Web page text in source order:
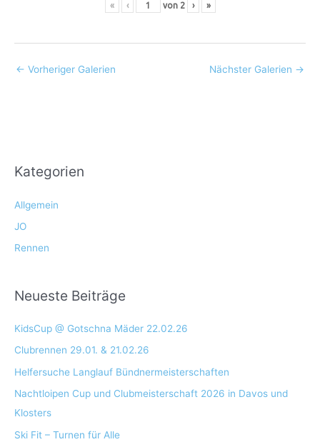
« ‹ von 2 › »
← Vorheriger Galerien Nächster Galerien →
Kategorien
Allgemein
JO
Rennen
Neueste Beiträge
KidsCup @ Gotschna Mäder 22.02.26
Clubrennen 29.01. & 21.02.26
Helfersuche Langlauf Bündnermeisterschaften
Nachtloipen Cup und Clubmeisterschaft 2026 in Davos und
Klosters
Ski Fit – Turnen für Alle